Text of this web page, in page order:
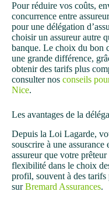
Pour réduire vos coûts,
concurrence entre
pour une délégation
choisir un assureur autre
banque. Le choix du bon
une grande différence,
obtenir des tarifs plus
consulter nos conseils
Nice.
Les avantages de la
Depuis la Loi Lagarde,
souscrire à une assurance
assureur que votre
flexibilité dans le choix
profil, souvent à des tarifs
surBremard Assurances.